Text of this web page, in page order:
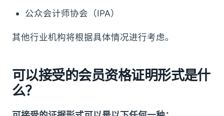
公众会计师协会（IPA）
其他行业机构将根据具体情况进行考虑。
可以接受的会员资格证明形式是什
么？